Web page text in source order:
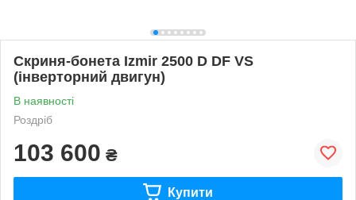
Скриня-бонета Izmir 2500 D DF VS
(інверторний двигун)
В наявності
Роздріб
103 600 ₴
Купити